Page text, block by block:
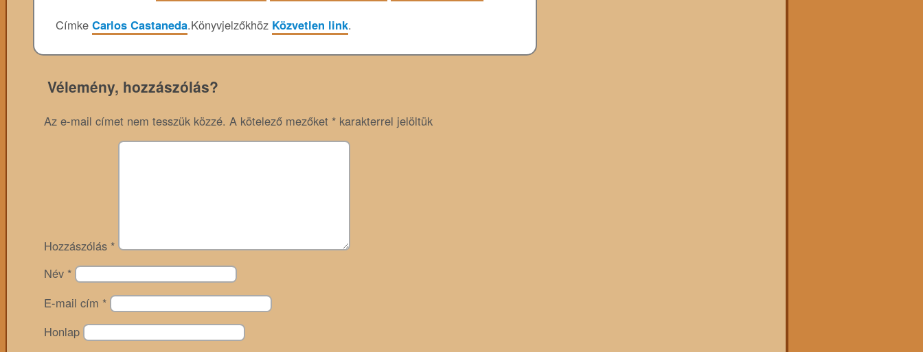
Címke Carlos Castaneda.Könyvjelzőkhöz Közvetlen link.
Vélemény, hozzászólás?
Az e-mail címet nem tesszük közzé. A kötelező mezőket * karakterrel jelöltük
Hozzászólás *
Név *
E-mail cím *
Honlap